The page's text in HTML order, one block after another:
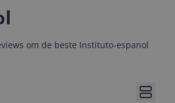
om de beste Instituto-espanol